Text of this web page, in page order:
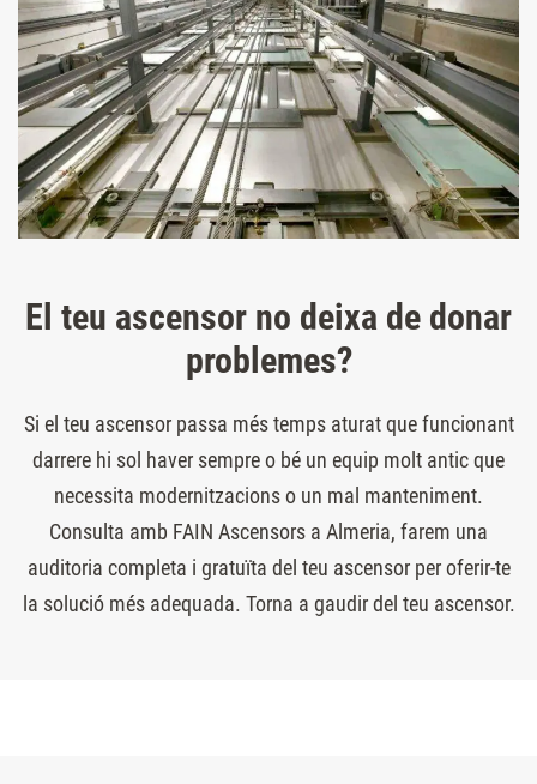
El teu ascensor no deixa de donar
problemes?
Si el teu ascensor passa més temps aturat que funcionant
darrere hi sol haver sempre o bé un equip molt antic que
necessita modernitzacions o un mal manteniment.
Consulta amb FAIN Ascensors a Almeria, farem una
auditoria completa i gratuïta del teu ascensor per oferir-te
la solució més adequada. Torna a gaudir del teu ascensor.